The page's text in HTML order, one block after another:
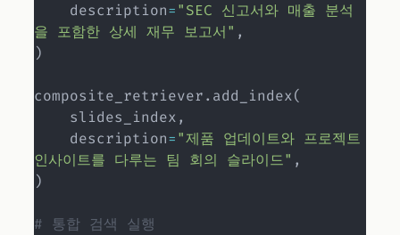
    description
="SEC 신고서와 매출 분석
을 포함한 상세 재무 보고서" ,
)
composite_retriever. add_index(
    slides_index
,
    description
="제품 업데이트와 프로젝트
인사이트를 다루는 팀 회의 슬라이드" ,
)
# 통합 검색 실행